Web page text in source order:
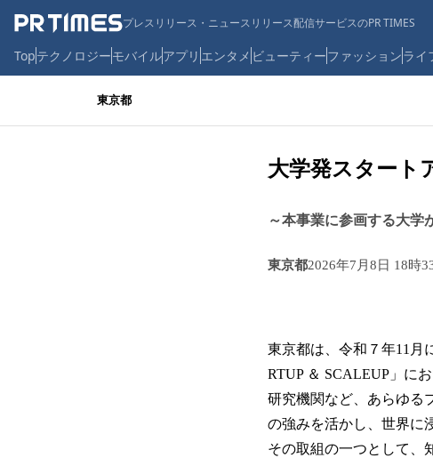
プレスリリース・ニュースリリース配信サービスのPR TIMES
Topテクノロジーモバイルアプリ エンタメ ビューティーファッションライ
東京都
大学発スタート
～本事業に参画する大学
東京都2026年7月8日 18時
東京都は、令和７年11月
RTUP ＆ SCALEUP」に
研究機関など、あらゆる
の強みを活かし、世界に
その取組の一つとして、